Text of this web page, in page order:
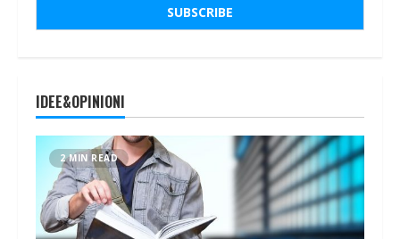
IDEE&OPINIONI
2 MIN READ